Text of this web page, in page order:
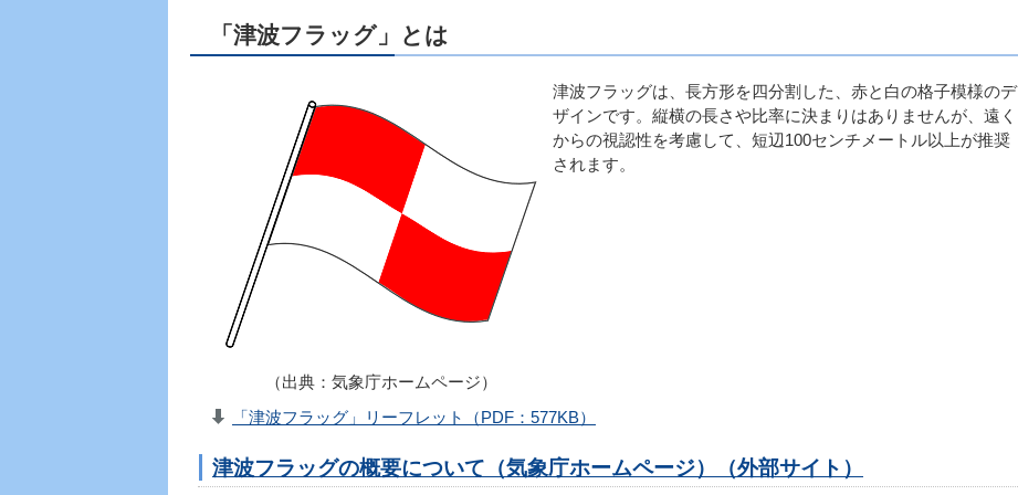
「津波フラッグ」とは
（出典：気象庁ホームページ）
津波フラッグは、長方形を四分割した、赤と白の格子模様のデ
ザインです。縦横の長さや比率に決まりはありませんが、遠く
からの視認性を考慮して、短辺100センチメートル以上が推奨
されます。
「津波フラッグ」リーフレット（PDF：577KB）
津波フラッグの概要について（気象庁ホームページ）（外部サイト）